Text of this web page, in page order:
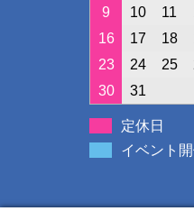
9
10 11
16
17 18
23
24 25
30
31
定休日
イベント開